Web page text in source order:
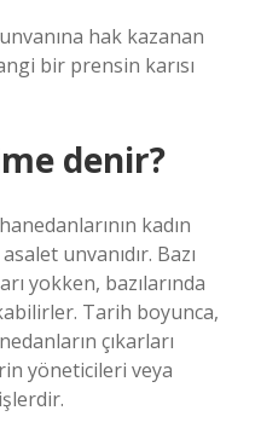
hak kazanan
bir prensin karısı
denir?
kadın
unvanıdır. Bazı
yokken, bazılarında
Tarih boyunca,
çıkarları
yöneticileri veya